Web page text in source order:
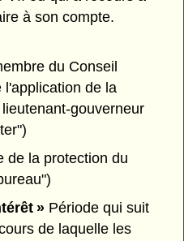
à son compte.
du Conseil
l'application de la
gouverneur
de la protection du
» Période qui suit
de laquelle les